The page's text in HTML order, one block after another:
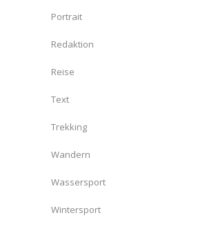
Portrait
Redaktion
Reise
Text
Trekking
Wandern
Wassersport
Wintersport